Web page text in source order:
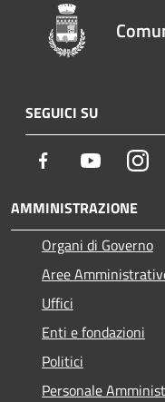
SEGUICI SU
Facebook Youtube
AMMINISTRAZIONE
Organi di Governo
Aree
Uffici
Enti e fondazioni
Politici
Personale